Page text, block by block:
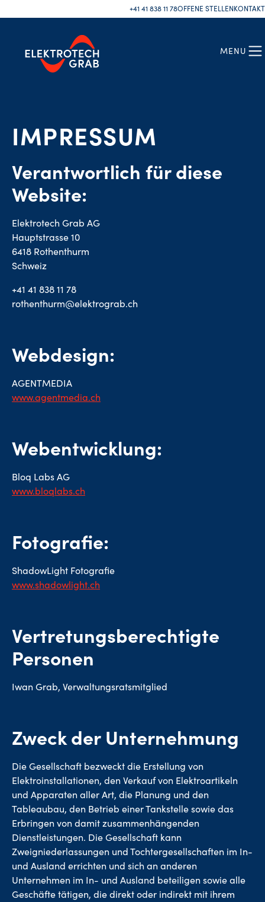
+41 41 838 11 78OFFENE STELLENKONTAKT
MENU
IMPRESSUM
Verantwortlich für diese
Website:
Elektrotech Grab AG
Hauptstrasse 10
6418 Rothenthurm
Schweiz
+41 41 838 11 78
rothenthurm@elektrograb.ch
Webdesign:
AGENTMEDIA
www.agentmedia.ch
Webentwicklung:
Bloq Labs AG
www.bloqlabs.ch
Fotografie:
ShadowLight Fotografie
www.shadowlight.ch
Vertretungsberechtigte
Personen
Iwan Grab, Verwaltungsratsmitglied
Zweck der Unternehmung
Die Gesellschaft bezweckt die Erstellung von
Elektroinstallationen, den Verkauf von Elektroartikeln
und Apparaten aller Art, die Planung und den
Tableaubau, den Betrieb einer Tankstelle sowie das
Erbringen von damit zusammenhängenden
Dienstleistungen. Die Gesellschaft kann
Zweigniederlassungen und Tochtergesellschaften im In-
und Ausland errichten und sich an anderen
Unternehmen im In- und Ausland beteiligen sowie alle
Geschäfte tätigen, die direkt oder indirekt mit ihrem